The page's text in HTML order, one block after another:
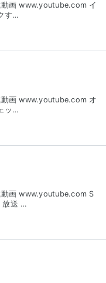
画 www.youtube.com イ
す…
画 www.youtube.com オ
ッ…
画 www.youtube.com S
放送 …